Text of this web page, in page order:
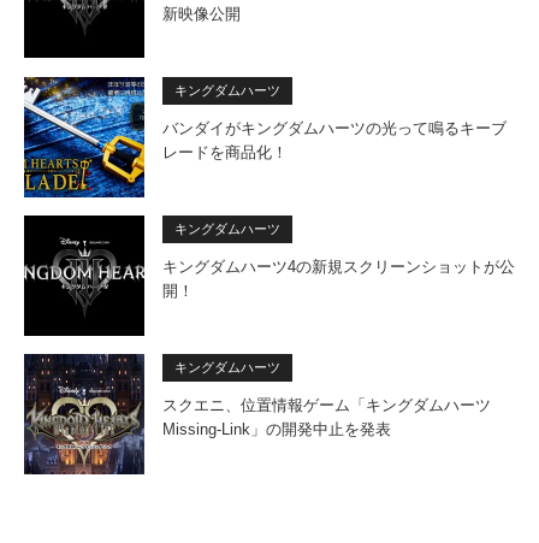
新映像公開
キングダムハーツ
バンダイがキングダムハーツの光って鳴るキーブ
レードを商品化！
キングダムハーツ
キングダムハーツ4の新規スクリーンショットが公
開！
キングダムハーツ
スクエニ、位置情報ゲーム「キングダムハーツ
Missing-Link」の開発中止を発表